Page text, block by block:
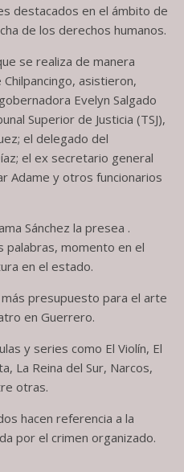
destacados en el ámbito de
de los derechos humanos.
se realiza de manera
asistieron,
Evelyn Salgado
Superior de Justicia (TSJ),
el delegado del
el ex secretario general
Adame y otros funcionarios
Sánchez la presea .
palabras, momento en el
en el estado.
presupuesto para el arte
en Guerrero.
y series como El Violín, El
La Reina del Sur, Narcos,
otras.
hacen referencia a la
por el crimen organizado.